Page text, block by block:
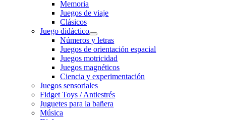
Memoria
Juegos de viaje
Clásicos
Juego didáctico
Números y letras
Juegos de orientación espacial
Juegos motricidad
Juegos magnéticos
Ciencia y experimentación
Juegos sensoriales
Fidget Toys / Antiestrés
Juguetes para la bañera
Música